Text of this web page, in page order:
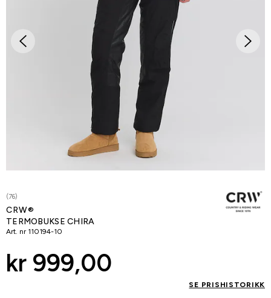
(76)
CRW®
TERMOBUKSE CHIRA
Art. nr 110194-10
kr 999,00
SE PRISHISTORIKK